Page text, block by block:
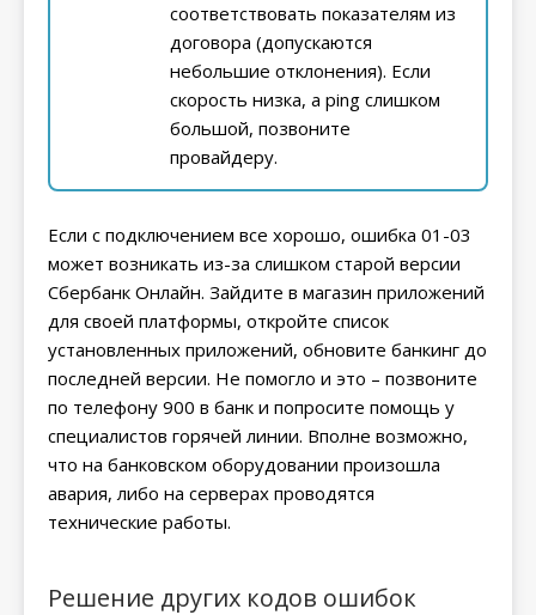
соответствовать показателям из
договора (допускаются
небольшие отклонения). Если
скорость низка, а ping слишком
большой, позвоните
провайдеру.
Если с подключением все хорошо, ошибка 01-03
может возникать из-за слишком старой версии
Сбербанк Онлайн. Зайдите в магазин приложений
для своей платформы, откройте список
установленных приложений, обновите банкинг до
последней версии. Не помогло и это – позвоните
по телефону 900 в банк и попросите помощь у
специалистов горячей линии. Вполне возможно,
что на банковском оборудовании произошла
авария, либо на серверах проводятся
технические работы.
Решение других кодов ошибок